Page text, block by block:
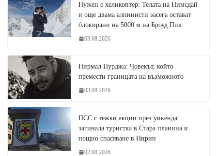
Нужен е хеликоптер: Телата на Нимсдай
и още двама алпинисти засега остават
блокирани на 5000 м на Броуд Пик
03.08.2026
Нирмал Пурджа: Човекът, който
премести границата на възможното
03.08.2026
ПСС с тежки акции през уикенда:
загинала туристка в Стара планина и
нощно спасяване в Пирин
02.08.2026